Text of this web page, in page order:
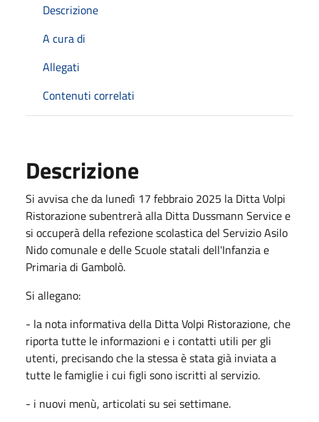
Descrizione
A cura di
Allegati
Contenuti correlati
Descrizione
Si avvisa che da lunedì 17 febbraio 2025 la Ditta Volpi
Ristorazione subentrerà alla Ditta Dussmann Service e
si occuperà della refezione scolastica del Servizio Asilo
Nido comunale e delle Scuole statali dell'Infanzia e
Primaria di Gambolò.
Si allegano:
- la nota informativa della Ditta Volpi Ristorazione, che
riporta tutte le informazioni e i contatti utili per gli
utenti, precisando che la stessa è stata già inviata a
tutte le famiglie i cui figli sono iscritti al servizio.
- i nuovi menù, articolati su sei settimane.